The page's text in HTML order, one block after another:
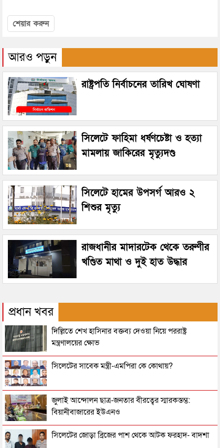
শেয়ার করুন
আরও পড়ুন
রাষ্ট্রপতি নির্বাচনের তারিখ ঘোষণা
সিলেটে ফাহিমা ধর্ষণচেষ্টা ও হত্যা
মামলায় জাকিরের মৃত্যুদণ্ড
সিলেটে হামের উপসর্গ আরও ২
শিশুর মৃত্যু
রাজধানীর মাদারটেক থেকে তরুণীর
খণ্ডিত মাথা ও দুই হাত উদ্ধার
প্রধান খবর
দিল্লিতে শেখ হাসিনার বক্তব্য দেওয়া নিয়ে পররাষ্ট্র
মন্ত্রণালয়ের ক্ষোভ
সিলেটের সাবেক মন্ত্রী-এমপিরা কে কোথায়?
জুলাই আন্দোলন ছাত্র-জনতার বীরত্বের স্মারকস্তম্ভ:
বিয়ানীবাজারের ইউএনও
সিলেটের জোড়া ব্রিজের পাশ থেকে আটক ফরহাদ- বাদশা